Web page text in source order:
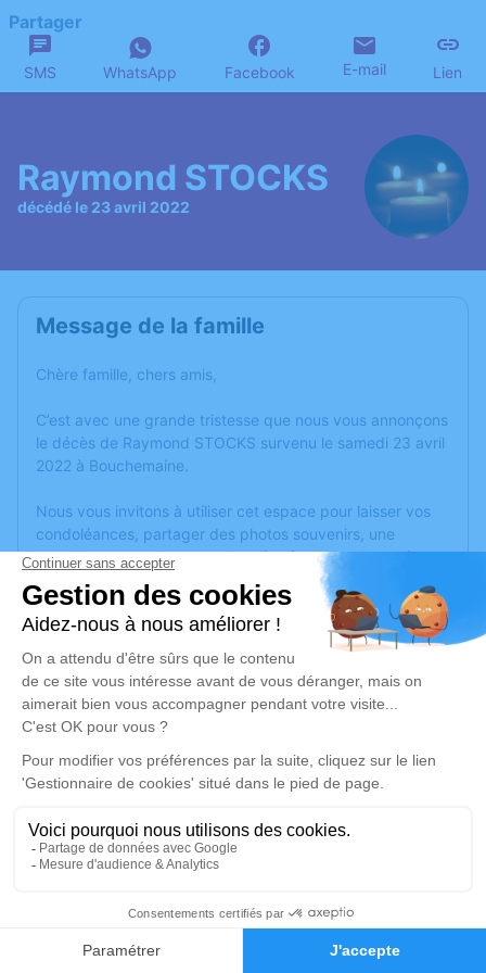
Faire-part Hommages
Partager
SMS WhatsApp Facebook E-mail Lien
Raymond STOCKS
décédé le 23 avril 2022
Message de la famille
Chère famille, chers amis,
C’est avec une grande tristesse que nous vous annonçons
le décès de Raymond STOCKS survenu le samedi 23 avril
2022 à Bouchemaine.
Nous vous invitons à utiliser cet espace pour laisser vos
condoléances, partager des photos souvenirs, une
anecdote ou exprimer vos pensées à travers des poèmes
ou des textes. Cet endroit est un lieu d'expression dédié à
honorer la mémoire de Raymond STOCKS.
Un service de plantation d’arbre hommage estdisponible
samedi 30 avril 2022 à 09h30
Eglise Sainte-Thérèse d'Angers
49000 Angers
Je rends hommage